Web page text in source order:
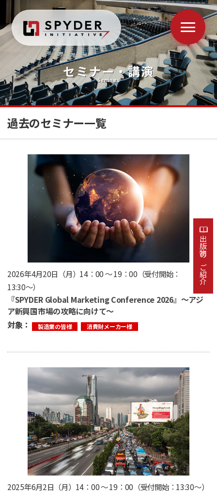
出版物のご紹介
セミナー・講演
Seminars
過去のセミナー一覧
2026年4月20日（月）14：00 ～ 19：00（受付開始：
13:30〜）
『SPYDER Global Marketing Conference 2026』〜アジ
ア新興国市場の攻略に向けて〜
対象：
製造業の皆様 消費財メーカー様
2025年6月2日（月）14：00 ～ 19：00（受付開始：13:30〜）